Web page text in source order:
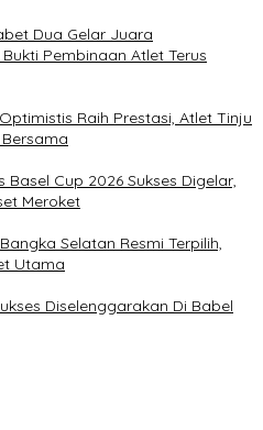
Dua Gelar Juara
Pembinaan Atlet Terus
Raih Prestasi, Atlet Tinju
Basel Cup 2026 Sukses Digelar,
Meroket
Selatan Resmi Terpilih,
Utama
Diselenggarakan Di Babel